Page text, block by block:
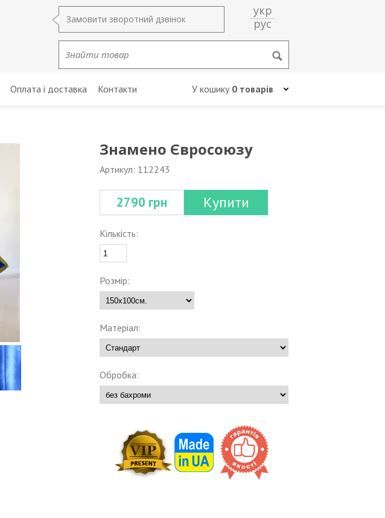
Замовити зворотний дзвінок
укр
рус
Оплата і доставка Контакти У кошику 0 товарів
Знамено Євросоюзу
Артикул: 112243
2790 грн Купити
Кількість:
Розмір:
Матеріал:
Обробка: